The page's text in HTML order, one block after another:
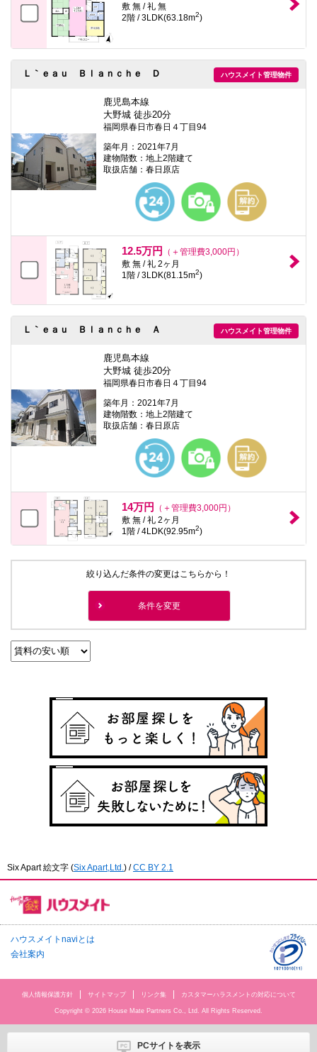
敷 無 / 礼 無
2階 / 3LDK(63.18m2)
ハウスメイト管理物件
Ｌ｀ｅａｕ Ｂｌａｎｃｈｅ Ｄ
鹿児島本線
大野城 徒歩20分
福岡県春日市春日４丁目94
築年月：2021年7月
建物階数：地上2階建て
取扱店舗：春日原店
12.5万円
（＋管理費3,000円）
敷 無 / 礼 2ヶ月
1階 / 3LDK(81.15m2)
ハウスメイト管理物件
Ｌ｀ｅａｕ Ｂｌａｎｃｈｅ Ａ
鹿児島本線
大野城 徒歩20分
福岡県春日市春日４丁目94
築年月：2021年7月
建物階数：地上2階建て
取扱店舗：春日原店
14万円
（＋管理費3,000円）
敷 無 / 礼 2ヶ月
1階 / 4LDK(92.95m2)
絞り込んだ条件の変更はこちらから！
条件を変更
Six Apart 絵文字 (Six Apart,Ltd. ) /CC BY 2.1
ハウスメイトnaviとは
会社案内
個人情報保護方針 サイトマップ リンク集 カスタマーハラスメントの対応について
Copyright © 2026 House Mate Partners Co., Ltd. All Rights Reserved.
PCサイトを表示